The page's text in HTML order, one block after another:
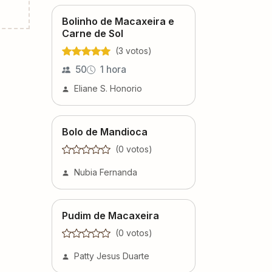
Bolinho de Macaxeira e
Carne de Sol
(3 votos)
50 1 hora
Eliane S. Honorio
Bolo de Mandioca
(0 votos)
Nubia Fernanda
Pudim de Macaxeira
(0 votos)
Patty Jesus Duarte